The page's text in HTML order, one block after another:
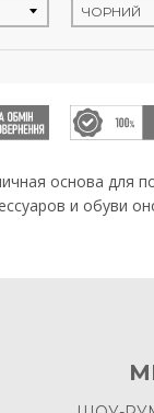
основа для
и обуви